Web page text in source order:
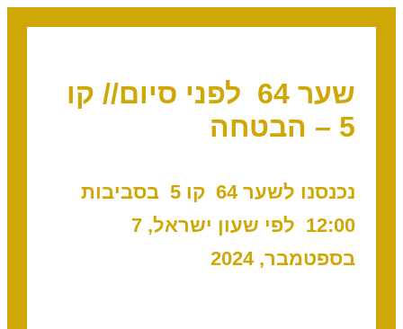
שער 64 לפני סיום// קו
5 – הבטחה
נכנסנו לשער 64 קו 5 בסביבות
12:00 לפי שעון ישראל, 7
בספטמבר, 2024